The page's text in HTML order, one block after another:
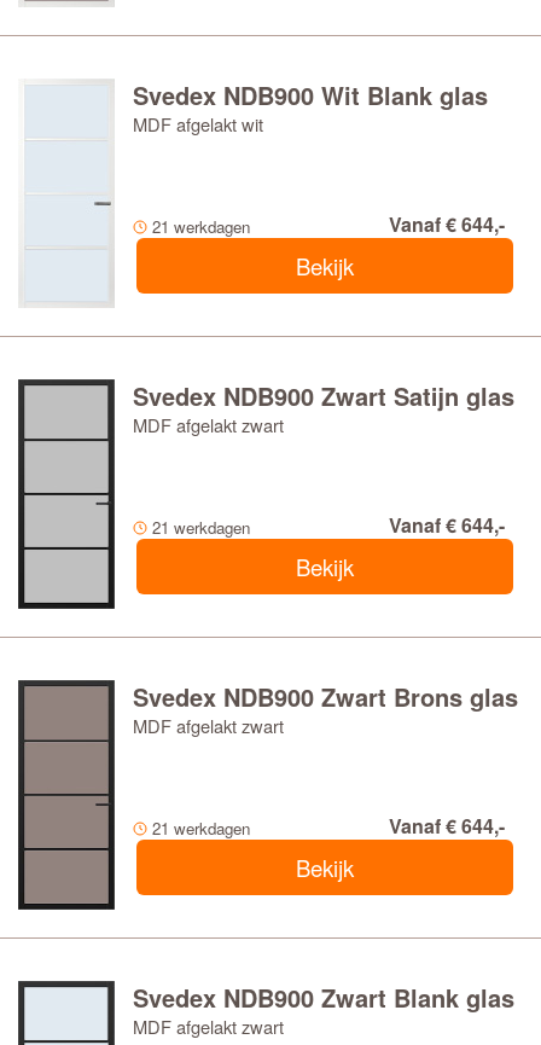
Svedex NDB900 Wit Blank glas
MDF afgelakt wit
21 werkdagen Vanaf € 644,-
Bekijk
Svedex NDB900 Zwart Satijn glas
MDF afgelakt zwart
21 werkdagen Vanaf € 644,-
Bekijk
Svedex NDB900 Zwart Brons glas
MDF afgelakt zwart
21 werkdagen Vanaf € 644,-
Bekijk
Svedex NDB900 Zwart Blank glas
MDF afgelakt zwart